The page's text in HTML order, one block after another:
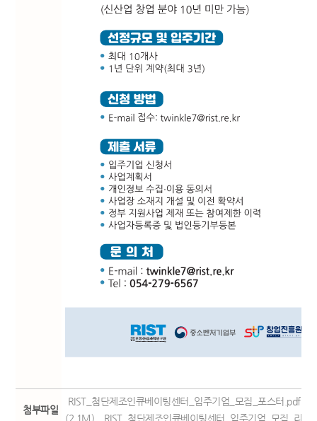
첨부파일
RIST_첨단제조인큐베이팅센터_입주기업_모집_포스터.pdf
(2.1M)
RIST_첨단제조인큐베이팅센터_입주기업_모집_리